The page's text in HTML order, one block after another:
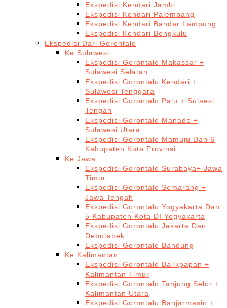
Ekspedisi Kendari Jambi
Ekspedisi Kendari Palembang
Ekspedisi Kendari Bandar Lampung
Ekspedisi Kendari Bengkulu
Ekspedisi Dari Gorontalo
Ke Sulawesi
Ekspedisi Gorontalo Makassar +
Sulawesi Selatan
Ekspedisi Gorontalo Kendari +
Sulawesi Tenggara
Ekspedisi Gorontalo Palu + Sulaesi
Tengah
Ekspedisi Gorontalo Manado +
Sulawesi Utara
Ekspedisi Gorontalo Mamuju Dan 6
Kabupaten Kota Provinsi
Ke Jawa
Ekspedisi Gorontalo Surabaya+ Jawa
Timur
Ekspedisi Gorontalo Semarang +
Jawa Tengah
Ekspedisi Gorontalo Yogyakarta Dan
5 Kabupaten Kota DI Yogyakarta
Ekspedisi Gorontalo Jakarta Dan
Debotabek
Ekspedisi Gorontalo Bandung
Ke Kalimantan
Ekspedisi Gorontalo Balikpapan +
Kalimantan Timur
Ekspedisi Gorontalo Tanjung Selor +
Kalimantan Utara
Ekspedisi Gorontalo Banjarmasin +